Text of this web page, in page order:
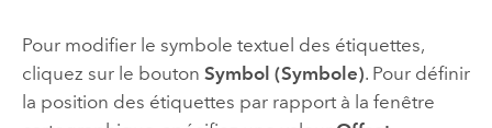
Pour modifier le symbole textuel des étiquettes,
cliquez sur le bouton Symbol (Symbole). Pour définir
la position des étiquettes par rapport à la fenêtre